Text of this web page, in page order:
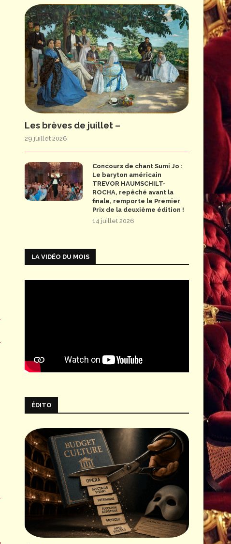
Les brèves de juillet –
29 juillet 2026
Concours de chant Sumi Jo :
Le baryton américain
TREVOR HAUMSCHILT-
ROCHA, repêché avant la
finale, remporte le Premier
Prix de la deuxième édition !
14 juillet 2026
LA VIDÉO DU MOIS
ÉDITO